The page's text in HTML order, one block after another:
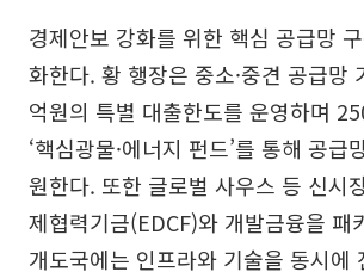
경제안보 강화를 위한 핵심 공급망
화한다. 황 행장은 중소·중견 공급망
억원의 특별 대출한도를 운영하며
‘핵심광물·에너지 펀드’를 통해 공급
원한다. 또한 글로벌 사우스 등 신시
제협력기금(EDCF)와 개발금융을 패
개도국에는 인프라와 기술을 동시에